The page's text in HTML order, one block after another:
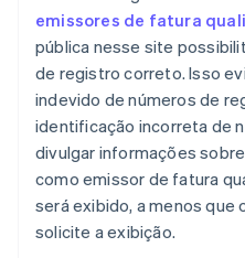
emissores de fatura
pública nesse site
de registro correto. Isso
indevido de números de
identificação incorreta de
divulgar informações
como emissor de fatura
será exibido, a menos que
solicite a exibição.